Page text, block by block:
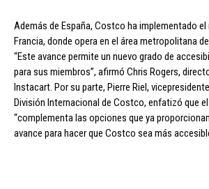
Además de España, Costco ha implementado
Francia, donde opera en el área metropolitana
“Este avance permite un nuevo grado de
para sus miembros”, afirmó Chris Rogers,
Instacart. Por su parte, Pierre Riel,
División Internacional de Costco, enfatizó que
“complementa las opciones que ya
avance para hacer que Costco sea más